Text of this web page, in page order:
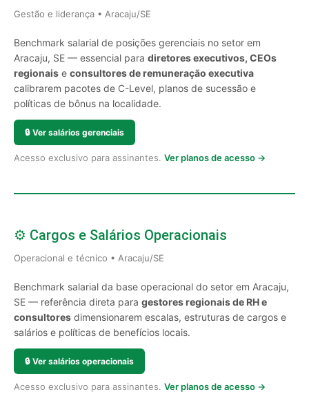
Gestão e liderança • Aracaju/SE
Benchmark salarial de posições gerenciais no setor em
Aracaju, SE — essencial para diretores executivos, CEOs
regionais e consultores de remuneração executiva
calibrarem pacotes de C-Level, planos de sucessão e
políticas de bônus na localidade.
🔒 Ver salários gerenciais
Acesso exclusivo para assinantes. Ver planos de acesso →
⚙️ Cargos e Salários Operacionais
Operacional e técnico • Aracaju/SE
Benchmark salarial da base operacional do setor em Aracaju,
SE — referência direta para gestores regionais de RH e
consultores dimensionarem escalas, estruturas de cargos e
salários e políticas de benefícios locais.
🔒 Ver salários operacionais
Acesso exclusivo para assinantes. Ver planos de acesso →